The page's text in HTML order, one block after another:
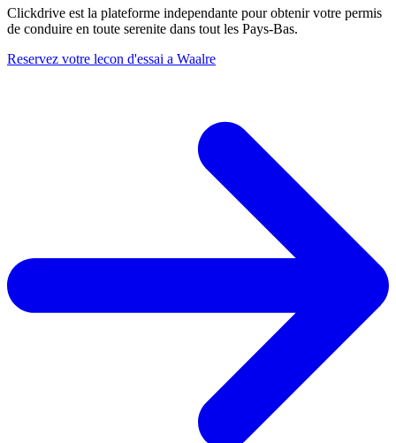
Clickdrive est la plateforme independante pour obtenir votre permis
de conduire en toute serenite dans tout les Pays-Bas.
Reservez votre lecon d'essai a Waalre